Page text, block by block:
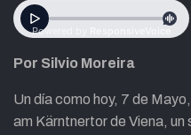
Por Silvio Moreira
Un día como hoy, 7 de
am Kärntnertor de Viena,